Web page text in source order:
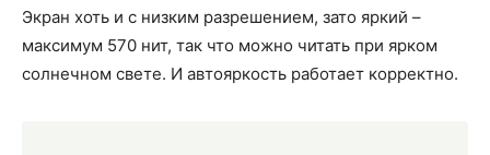
Экран хоть и с низким разрешением, зато яркий –
максимум 570 нит, так что можно читать при ярком
солнечном свете. И автояркость работает корректно.